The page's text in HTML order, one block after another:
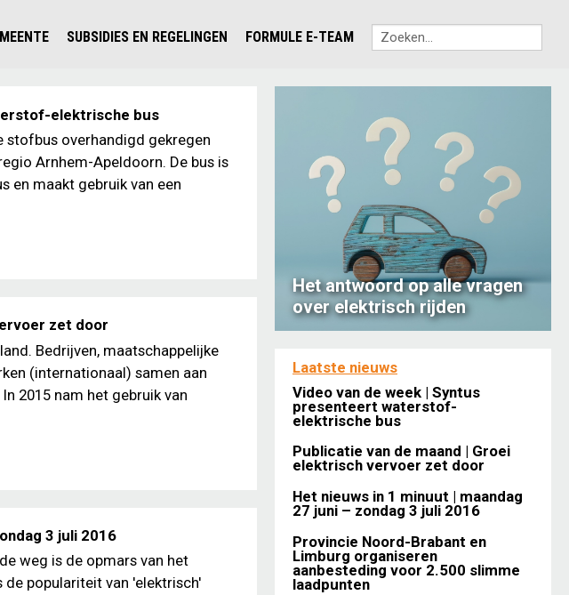
SUBSIDIES EN REGELINGEN FORMULE E-TEAM
elektrische bus
overhandigd gekregen
Arnhem-Apeldoorn. De bus is
en maakt gebruik van een
zet door
Bedrijven, maatschappelijke
(internationaal) samen aan
2015 nam het gebruik van
3 juli 2016
weg is de opmars van het
de populariteit van 'elektrisch'
Het antwoord op alle vragen
over elektrisch rijden
Laatste nieuws
Video van de week | Syntus
presenteert waterstof-
elektrische bus
Publicatie van de maand | Groei
elektrisch vervoer zet door
Het nieuws in 1 minuut | maandag
27 juni – zondag 3 juli 2016
Provincie Noord-Brabant en
Limburg organiseren
aanbesteding voor 2.500 slimme
laadpunten